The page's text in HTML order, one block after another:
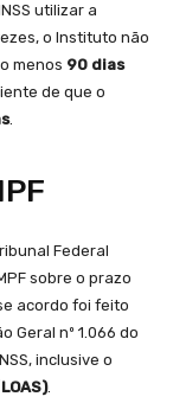
utilizar a
o Instituto não
menos 90 dias
de que o
.
Federal
sobre o prazo
acordo foi feito
Geral nº 1.066 do
inclusive o
.